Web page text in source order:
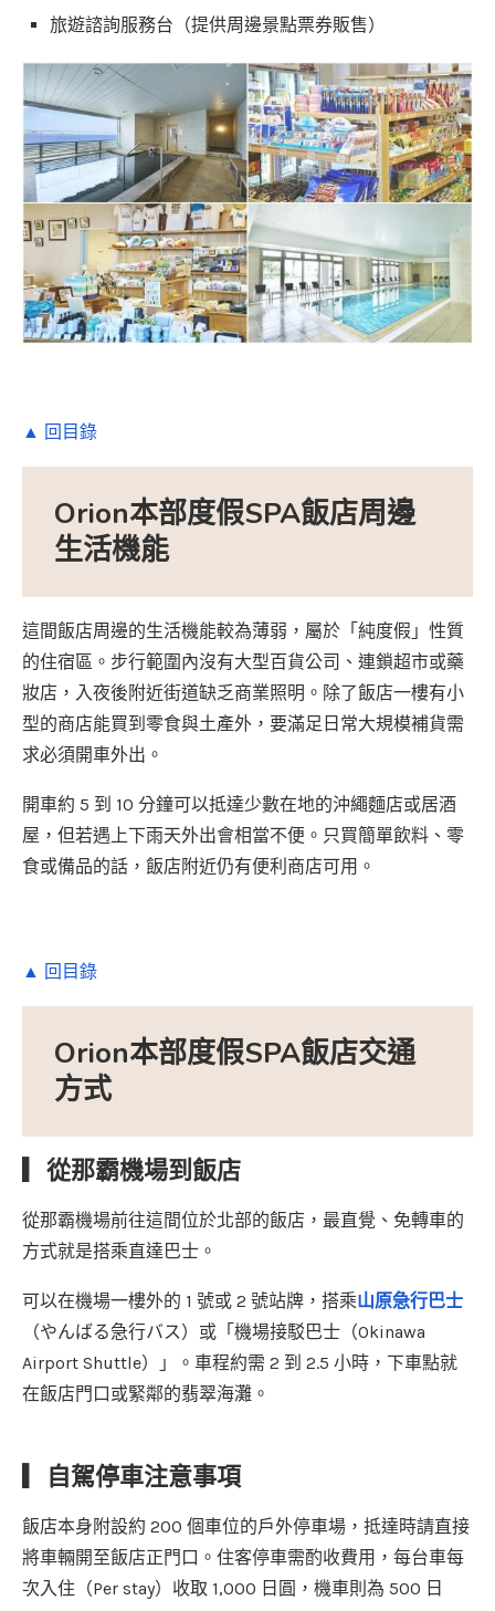
旅遊諮詢服務台（提供周邊景點票券販售）
▲ 回目錄
Orion本部度假SPA飯店周邊
生活機能
這間飯店周邊的生活機能較為薄弱，屬於「純度假」性質
的住宿區。步行範圍內沒有大型百貨公司、連鎖超市或藥
妝店，入夜後附近街道缺乏商業照明。除了飯店一樓有小
型的商店能買到零食與土產外，要滿足日常大規模補貨需
求必須開車外出。
開車約 5 到 10 分鐘可以抵達少數在地的沖繩麵店或居酒
屋，但若遇上下雨天外出會相當不便。只買簡單飲料、零
食或備品的話，飯店附近仍有便利商店可用。
▲ 回目錄
Orion本部度假SPA飯店交通
方式
▎從那霸機場到飯店
從那霸機場前往這間位於北部的飯店，最直覺、免轉車的
方式就是搭乘直達巴士。
可以在機場一樓外的 1 號或 2 號站牌，搭乘山原急行巴士
（やんばる急行バス）或「機場接駁巴士（Okinawa
Airport Shuttle）」。車程約需 2 到 2.5 小時，下車點就
在飯店門口或緊鄰的翡翠海灘。
▎自駕停車注意事項
飯店本身附設約 200 個車位的戶外停車場，抵達時請直接
將車輛開至飯店正門口。住客停車需酌收費用，每台車每
次入住（Per stay）收取 1,000 日圓，機車則為 500 日